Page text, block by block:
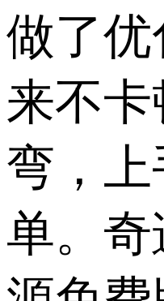
做了优
来不
弯，
单。奇